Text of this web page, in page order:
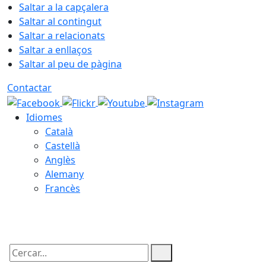
Saltar a la capçalera
Saltar al contingut
Saltar a relacionats
Saltar a enllaços
Saltar al peu de pàgina
Contactar
Idiomes
Català
Castellà
Anglès
Alemany
Francès
Cercar: